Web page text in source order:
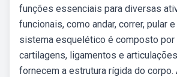
funções essenciais para diversas
funcionais, como andar, correr, pular e
sistema esquelético é composto
cartilagens, ligamentos e
fornecem a estrutura rígida do corpo.